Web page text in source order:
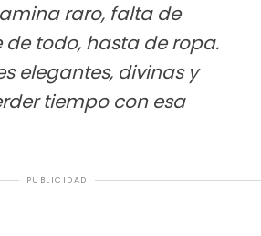
raro, falta de
de todo, hasta de ropa.
elegantes, divinas y
tiempo con esa
PUBLICIDAD